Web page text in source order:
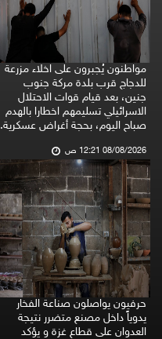
مواطنون يُجبرون على اخلاء مزرعة
للدجاج قرب بلدة مركة جنوب
جنين، بعد قيام قوات الاحتلال
الاسرائيلي تسليمهم اخطارا بالهدم
صباح اليوم، بحجة أغراض عسكرية.
08/08/2026 12:21 ص
حرفيون يواصلون صناعة الفخار
يدوياً داخل مصنع متضرر نتيجة
العدوان على قطاع غزة و يؤكد